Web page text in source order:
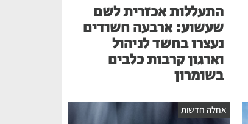
התעללות אכזרית לשם
שעשוע: ארבעה חשודים
נעצרו בחשד לניהול
וארגון קרבות כלבים
בשומרון
אחלה חדשות